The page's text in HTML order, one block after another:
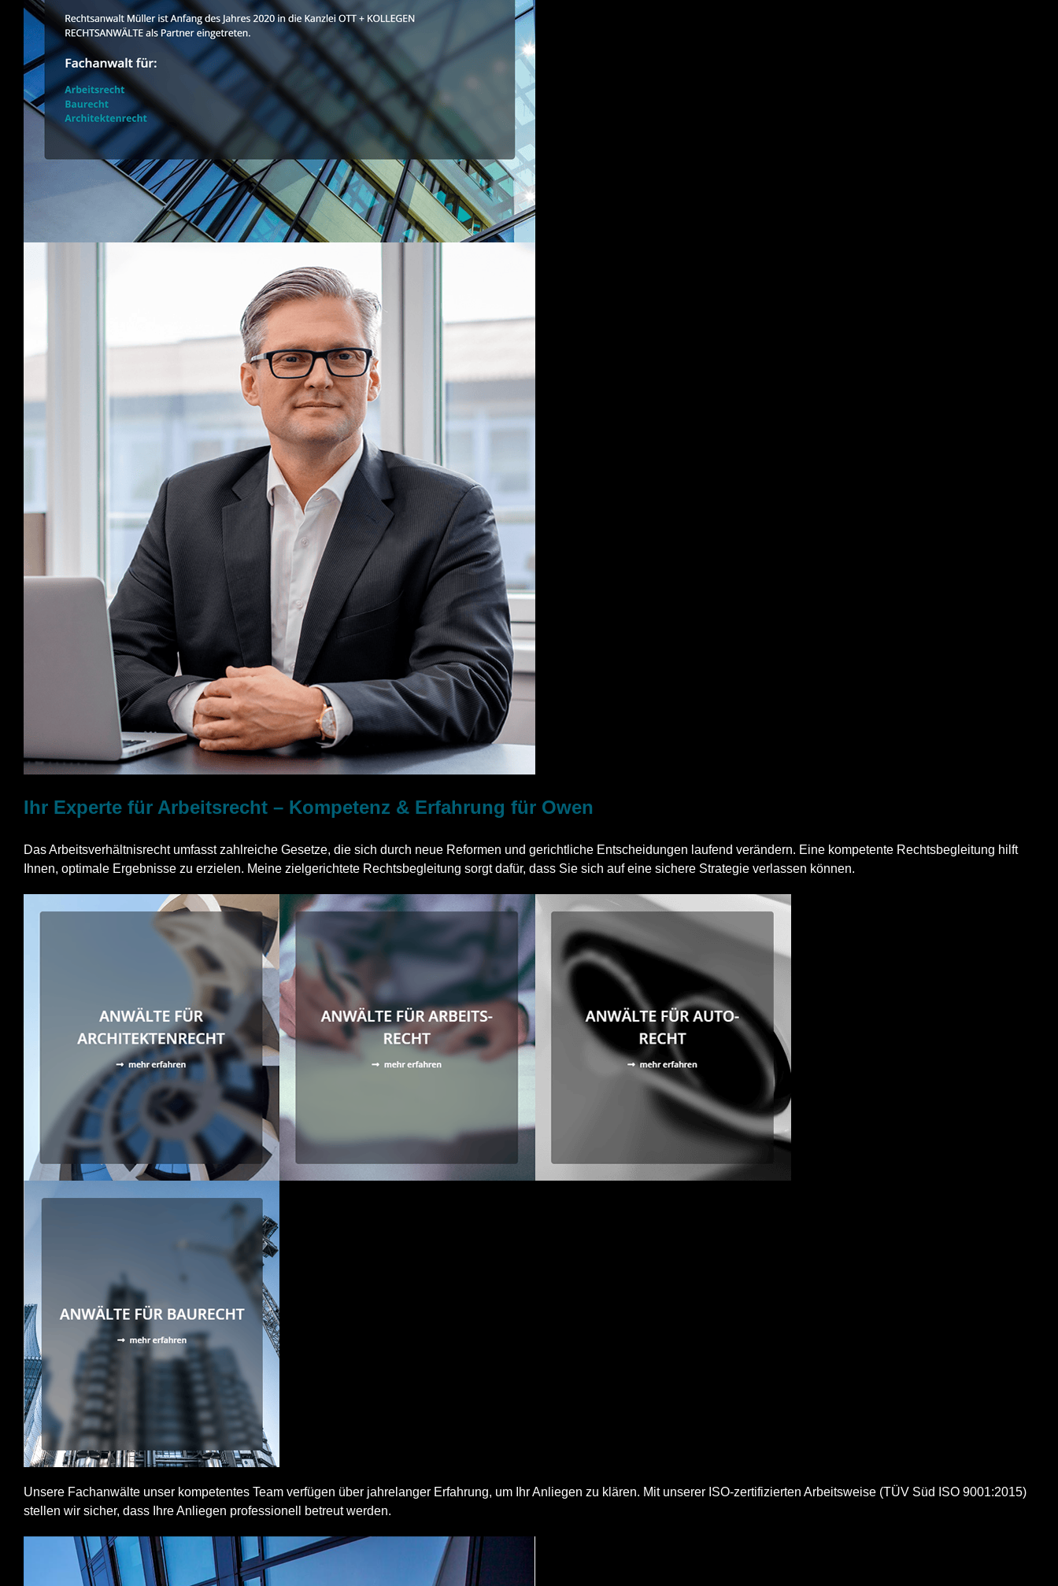
Ihr Experte für Arbeitsrecht – Kompetenz & Erfahrung für Owen
Das Arbeitsverhältnisrecht umfasst zahlreiche Gesetze, die sich durch neue Reformen und gerichtliche Entscheidungen laufend verändern. Eine kompetente Rechtsbegleitung hilft
Ihnen, optimale Ergebnisse zu erzielen. Meine zielgerichtete Rechtsbegleitung sorgt dafür, dass Sie sich auf eine sichere Strategie verlassen können.
Unsere Fachanwälte unser kompetentes Team verfügen über jahrelanger Erfahrung, um Ihr Anliegen zu klären. Mit unserer ISO-zertifizierten Arbeitsweise (TÜV Süd ISO 9001:2015)
stellen wir sicher, dass Ihre Anliegen professionell betreut werden.